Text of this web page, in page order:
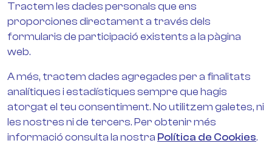
Tractem les dades personals que ens
proporciones directament a través dels
formularis de participació existents a la pàgina
web.
A més, tractem dades agregades per a finalitats
analítiques i estadístiques sempre que hagis
atorgat el teu consentiment. No utilitzem galetes, ni
les nostres ni de tercers. Per obtenir més
informació consulta la nostra Política de Cookies.